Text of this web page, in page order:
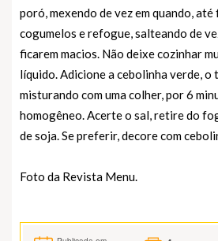
poró, mexendo de vez em quando, até
cogumelos e refogue, salteando de
ficarem macios. Não deixe cozinhar
líquido. Adicione a cebolinha verde, o
misturando com uma colher, por 6
homogêneo. Acerte o sal, retire do
de soja. Se preferir, decore com
Foto da Revista Menu.